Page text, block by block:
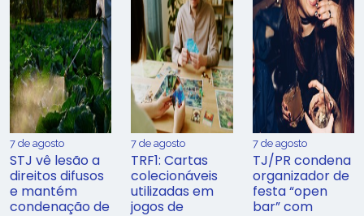
7 de agosto
STJ vê lesão a
direitos difusos
e mantém
condenação de
7 de agosto
TRF1: Cartas
colecionáveis
utilizadas em
jogos de
7 de agosto
TJ/PR condena
organizador de
festa “open
bar” com